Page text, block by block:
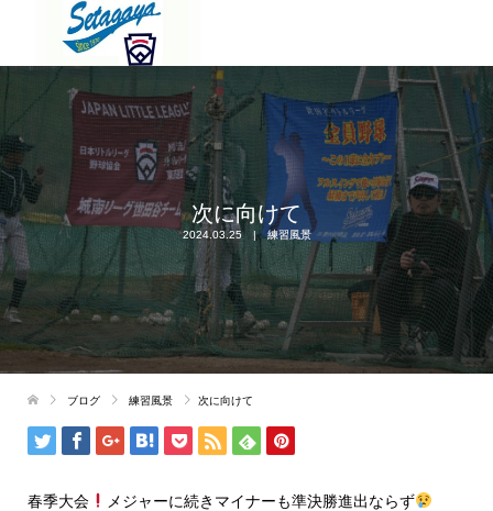
次に向けて
2024.03.25 練習風景
ブログ 練習風景 次に向けて
春季大会 メジャーに続きマイナーも準決勝進出ならず